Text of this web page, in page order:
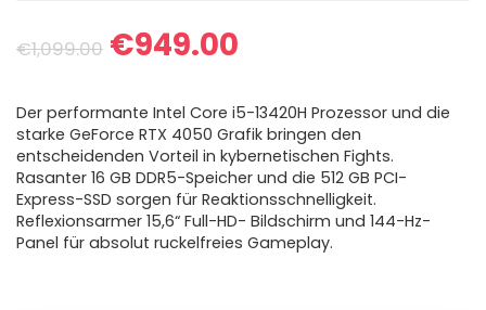
€1,099.00 €949.00
Der performante Intel Core i5-13420H Prozessor und die
starke GeForce RTX 4050 Grafik bringen den
entscheidenden Vorteil in kybernetischen Fights.
Rasanter 16 GB DDR5-Speicher und die 512 GB PCI-
Express-SSD sorgen für Reaktionsschnelligkeit.
Reflexionsarmer 15,6“ Full-HD- Bildschirm und 144-Hz-
Panel für absolut ruckelfreies Gameplay.